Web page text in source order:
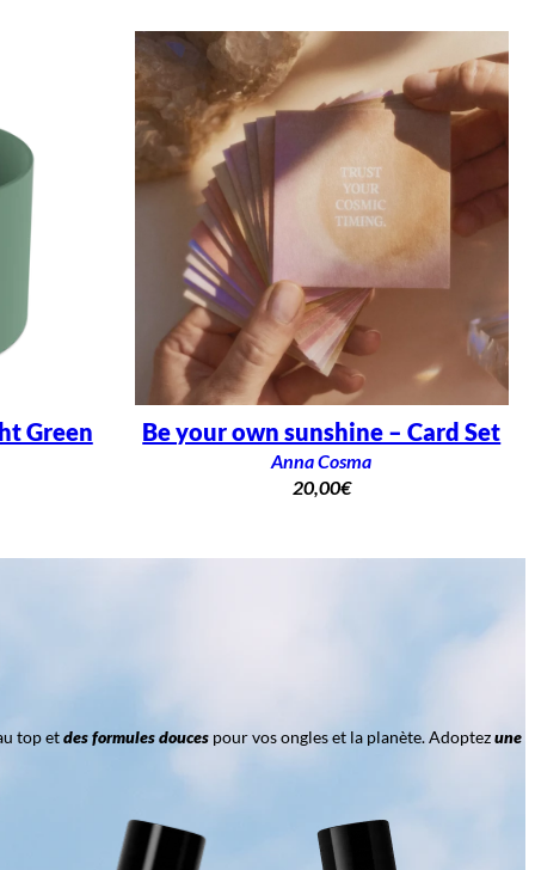
Green Be your own sunshine – Card Set
Anna Cosma
20,00€
top etdes formules doucespour vos ongles et la planète. Adoptezune